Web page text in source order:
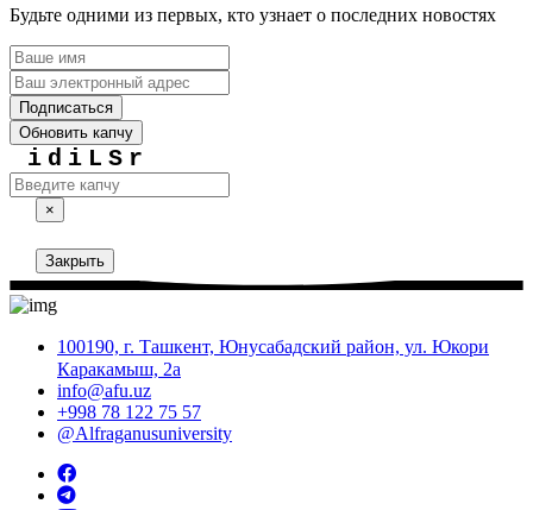
Будьте одними из первых, кто узнает о последних новостях
Подписаться
Обновить капчу
idiLSr
×
Закрыть
100190, г. Ташкент, Юнусабадский район, ул. Юкори
Каракамыш, 2а
info@afu.uz
+998 78 122 75 57
@Alfraganusuniversity